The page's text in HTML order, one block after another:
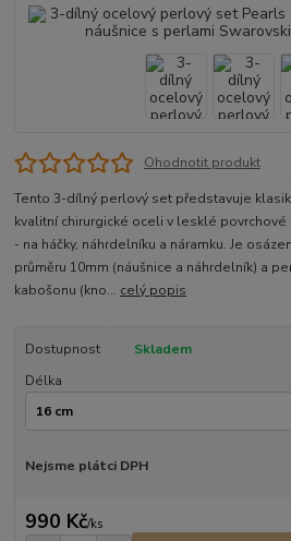
Ohodnotit produkt
Tento 3-dílný perlový set představuje
kvalitní chirurgické oceli v lesklé povrchové
- na háčky, náhrdelníku a náramku. Je
průměru 10mm (náušnice a náhrdelník) a
kabošonu (kno... celý popis
Dostupnost
Skladem
Délka
Nejsme plátci DPH
990 Kč/ks